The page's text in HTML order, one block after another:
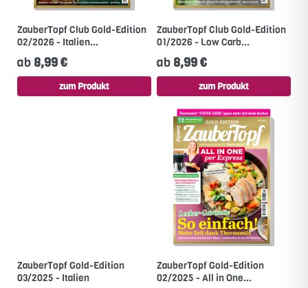
ZauberTopf Club Gold-Edition
02/2026 - Italien...
ab 8,99 €
zum Produkt
ZauberTopf Club Gold-Edition
01/2026 - Low Carb...
ab 8,99 €
zum Produkt
ZauberTopf Gold-Edition
03/2025 - Italien
ZauberTopf Gold-Edition
02/2025 - All in One...